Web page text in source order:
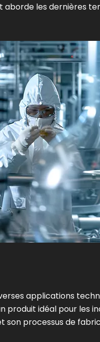
les dernières
applications
idéal pour les
processus de